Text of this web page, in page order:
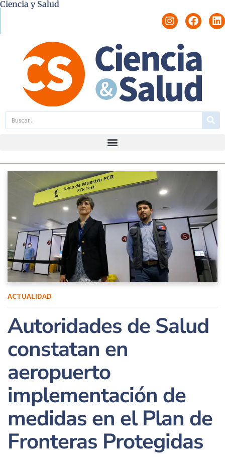
Ciencia y Salud
ACTUALIDAD
Autoridades de Salud
constatan en
aeropuerto
implementación de
medidas en el Plan de
Fronteras Protegidas